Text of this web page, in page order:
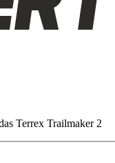
Terrex Trailmaker 2